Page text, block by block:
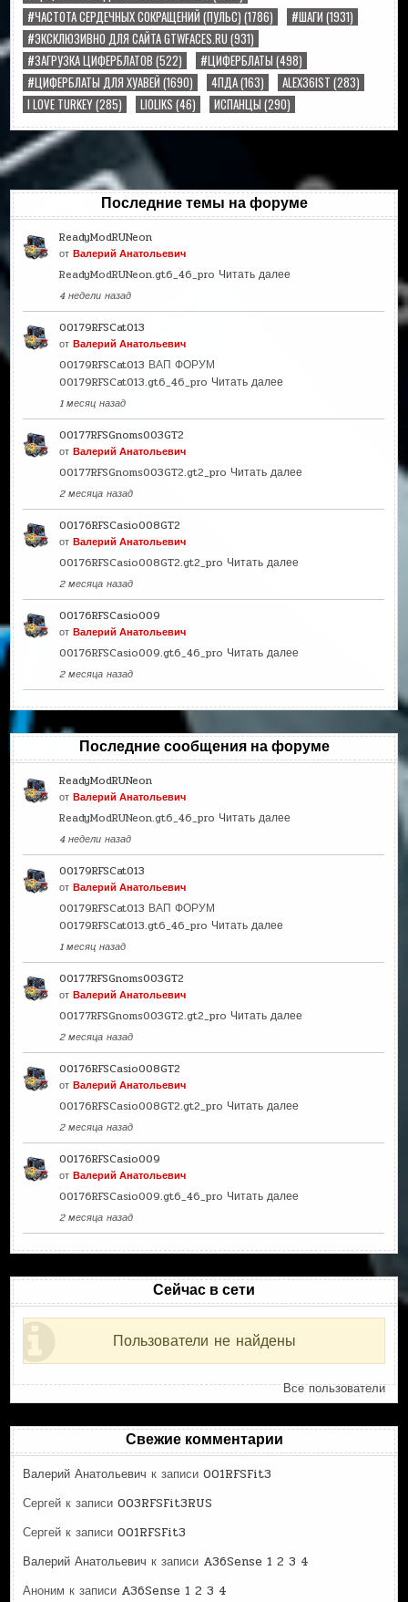
#ЧАСТОТА СЕРДЕЧНЫХ СОКРАЩЕНИЙ (ПУЛЬС) (1786) #ШАГИ (1931)
#ЭКСКЛЮЗИВНО ДЛЯ САЙТА GTWFACES.RU (931)
#ЗАГРУЗКА ЦИФЕРБЛАТОВ (522) #ЦИФЕРБЛАТЫ (498)
#ЦИФЕРБЛАТЫ ДЛЯ ХУАВЕЙ (1690) 4ПДА(163) ALEX36IST (283)
I LOVE TURKEY(285) LIOLIKS (46) ИСПАНЦЫ (290)
Последние темы на форуме
ReadyModRUNeon
отВалерий Анатольевич
ReadyModRUNeon.gt6_46_pro Читать далее
4 недели назад
00179RFSCat013
отВалерий Анатольевич
00179RFSCat013 ВАП ФОРУМ
00179RFSCat013.gt6_46_pro Читать далее
1 месяц назад
00177RFSGnoms003GT2
отВалерий Анатольевич
00177RFSGnoms003GT2.gt2_pro Читать далее
2 месяца назад
00176RFSCasio008GT2
отВалерий Анатольевич
00176RFSCasio008GT2.gt2_pro Читать далее
2 месяца назад
00176RFSCasio009
отВалерий Анатольевич
00176RFSCasio009.gt6_46_pro Читать далее
2 месяца назад
Последние сообщения на форуме
ReadyModRUNeon
отВалерий Анатольевич
ReadyModRUNeon.gt6_46_pro Читать далее
4 недели назад
00179RFSCat013
отВалерий Анатольевич
00179RFSCat013 ВАП ФОРУМ
00179RFSCat013.gt6_46_pro Читать далее
1 месяц назад
00177RFSGnoms003GT2
отВалерий Анатольевич
00177RFSGnoms003GT2.gt2_pro Читать далее
2 месяца назад
00176RFSCasio008GT2
отВалерий Анатольевич
00176RFSCasio008GT2.gt2_pro Читать далее
2 месяца назад
00176RFSCasio009
отВалерий Анатольевич
00176RFSCasio009.gt6_46_pro Читать далее
2 месяца назад
Сейчас в сети
Пользователи не найдены
Все пользователи
Свежие комментарии
Валерий Анатольевич к записи001RFSFit3
Сергей к записи003RFSFit3RUS
Сергей к записи001RFSFit3
Валерий Анатольевич к записи A36Sense 1 2 3 4
Аноним к записи A36Sense 1 2 3 4